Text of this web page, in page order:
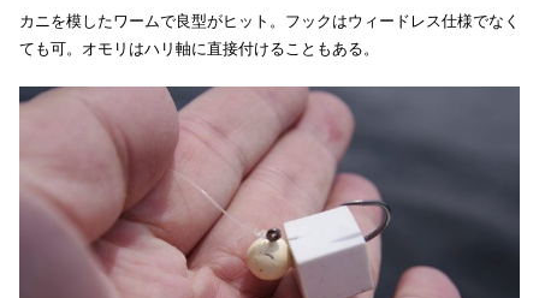
カニを模したワームで良型がヒット。フックはウィードレス仕様でなく
ても可。オモリはハリ軸に直接付けることもある。